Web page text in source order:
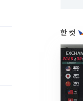
한 컷